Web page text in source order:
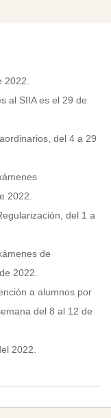
al SIIA es el 29 de
del 4 a 29
2022.
del 1 a
de
2022.
a alumnos por
del 8 al 12 de
2022.